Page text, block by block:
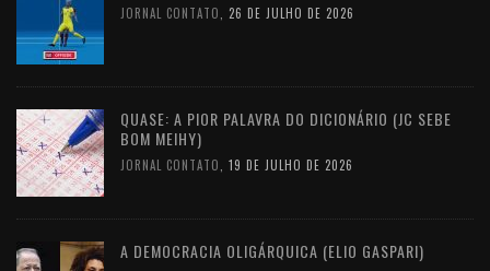
JORNAL CONTATO 26 DE JULHO DE 2026
QUASE: A PIOR PALAVRA DO DICIONÁRIO (JC SEBE
BOM MEIHY)
JORNAL CONTATO 19 DE JULHO DE 2026
A DEMOCRACIA OLIGÁRQUICA (ELIO GASPARI)